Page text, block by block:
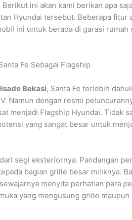
ini akan kami berikan apa
Hyundai tersebut. Beberapa fitur
ini untuk berada di garasi rumah
Fe Sebagai Flagship
Bekasi, Santa Fe terlebih
Namun dengan resmi
menjadi Flagship Hyundai. Tidak
yang sangat besar untuk
segi eksteriornya. Pandangan
bagian grille besar miliknya.
menyita perhatian para
yang mengusung grille